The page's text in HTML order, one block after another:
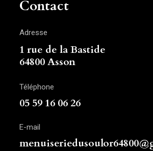
Contact
Adresse
1 rue de la Bastide
64800 Asson
Téléphone
05 59 16 06 26
E-mail